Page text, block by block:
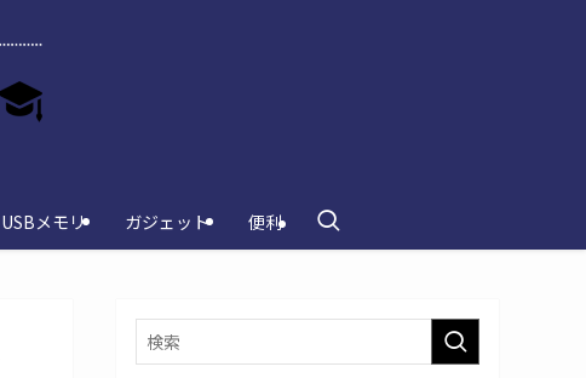
USBメモリ ガジェット 便利